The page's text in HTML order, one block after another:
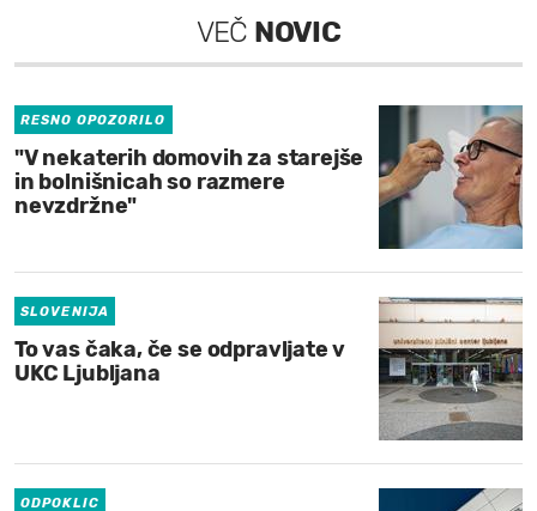
VEČ NOVIC
RESNO OPOZORILO
"V nekaterih domovih za starejše
in bolnišnicah so razmere
nevzdržne"
SLOVENIJA
To vas čaka, če se odpravljate v
UKC Ljubljana
ODPOKLIC